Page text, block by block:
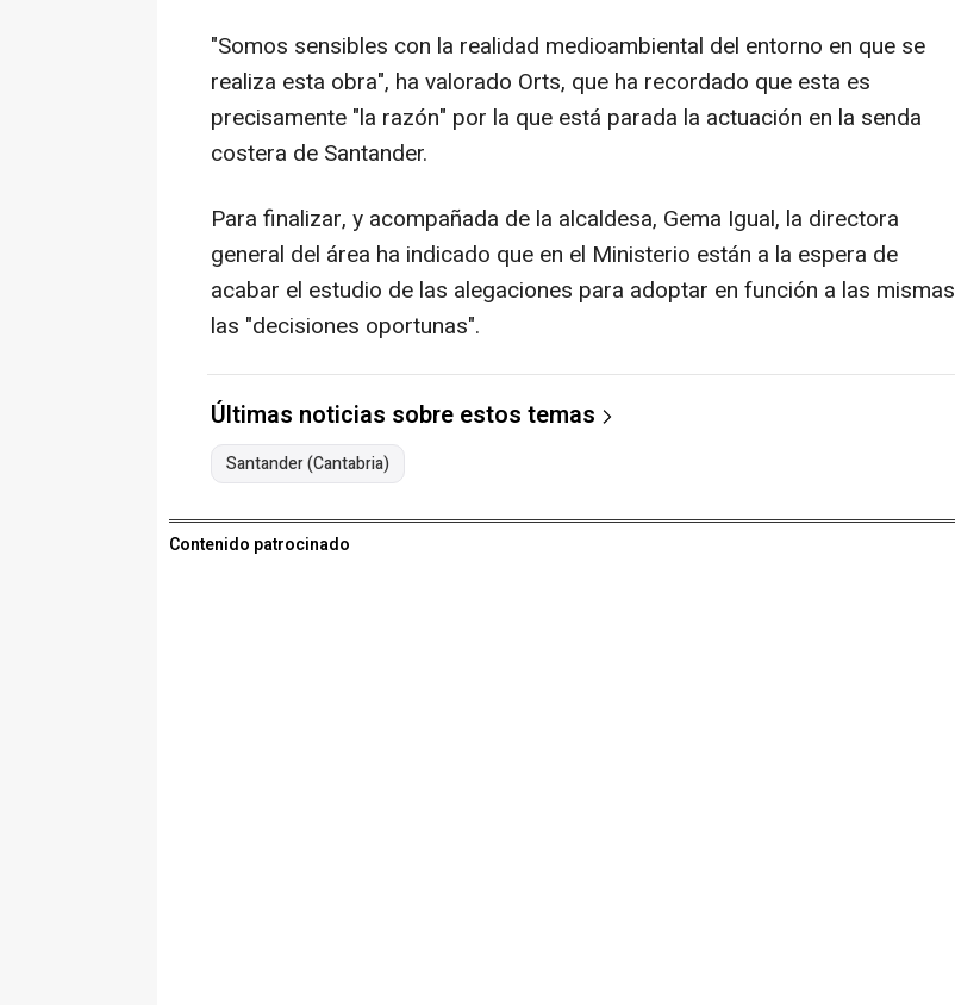
"Somos sensibles con la realidad medioambiental del entorno en que se
realiza esta obra", ha valorado Orts, que ha recordado que esta es
precisamente "la razón" por la que está parada la actuación en la senda
costera de Santander.
Para finalizar, y acompañada de la alcaldesa, Gema Igual, la directora
general del área ha indicado que en el Ministerio están a la espera de
acabar el estudio de las alegaciones para adoptar en función a las mismas
las "decisiones oportunas".
Últimas noticias sobre estos temas
Santander (Cantabria)
Contenido patrocinado